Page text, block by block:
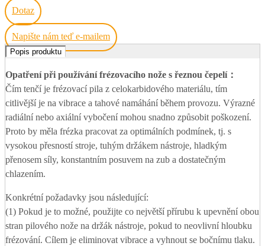
Dotaz
Napište nám teď e-mailem
Popis produktu
Opatření při používání frézovacího nože s řeznou čepelí：
Čím tenčí je frézovací pila z celokarbidového materiálu, tím
citlivější je na vibrace a tahové namáhání během provozu. Výrazné
radiální nebo axiální vybočení mohou snadno způsobit poškození.
Proto by měla frézka pracovat za optimálních podmínek, tj. s
vysokou přesností stroje, tuhým držákem nástroje, hladkým
přenosem síly, konstantním posuvem na zub a dostatečným
chlazením.
Konkrétní požadavky jsou následující:
(1) Pokud je to možné, použijte co největší přírubu k upevnění obou
stran pilového nože na držák nástroje, pokud to neovlivní hloubku
frézování. Cílem je eliminovat vibrace a vyhnout se bočnímu tlaku.